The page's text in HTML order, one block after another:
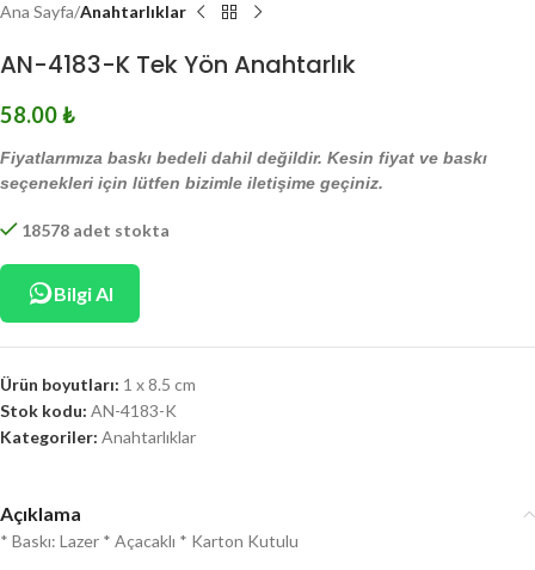
Ana Sayfa Anahtarlıklar
AN-4183-K Tek Yön Anahtarlık
58.00₺
Fiyatlarımıza baskı bedeli dahil değildir. Kesin fiyat ve baskı
seçenekleri için lütfen bizimle iletişime geçiniz.
18578 adet stokta
Bilgi Al
Ürün boyutları: 1 x 8.5 cm
Stok kodu: AN-4183-K
Kategoriler: Anahtarlıklar
Açıklama
* Baskı: Lazer * Açacaklı * Karton Kutulu